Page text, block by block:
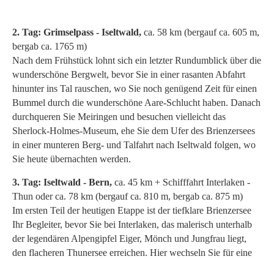
2. Tag: Grimselpass - Iseltwald, ca. 58 km (bergauf ca. 605 m,
bergab ca. 1765 m)
Nach dem Frühstück lohnt sich ein letzter Rundumblick über die
wunderschöne Bergwelt, bevor Sie in einer rasanten Abfahrt
hinunter ins Tal rauschen, wo Sie noch genügend Zeit für einen
Bummel durch die wunderschöne Aare-Schlucht haben. Danach
durchqueren Sie Meiringen und besuchen vielleicht das
Sherlock-Holmes-Museum, ehe Sie dem Ufer des Brienzersees
in einer munteren Berg- und Talfahrt nach Iseltwald folgen, wo
Sie heute übernachten werden.
3. Tag: Iseltwald - Bern, ca. 45 km + Schifffahrt Interlaken -
Thun oder ca. 78 km (bergauf ca. 810 m, bergab ca. 875 m)
Im ersten Teil der heutigen Etappe ist der tiefklare Brienzersee
Ihr Begleiter, bevor Sie bei Interlaken, das malerisch unterhalb
der legendären Alpengipfel Eiger, Mönch und Jungfrau liegt,
den flacheren Thunersee erreichen. Hier wechseln Sie für eine